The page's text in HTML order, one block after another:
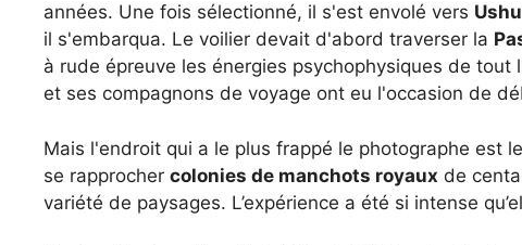
années. Une fois sélectionné, il s'est envolé vers
il s'embarqua. Le voilier devait d'abord traverser la
à rude épreuve les énergies psychophysiques de
et ses compagnons de voyage ont eu l'occasion de
Mais l'endroit qui a le plus frappé le photographe est le
se rapprocher colonies de manchots royaux de
variété de paysages. L’expérience a été si intense